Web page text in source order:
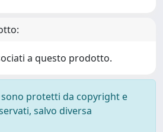
a questo prodotto.
protetti da copyright e
salvo diversa